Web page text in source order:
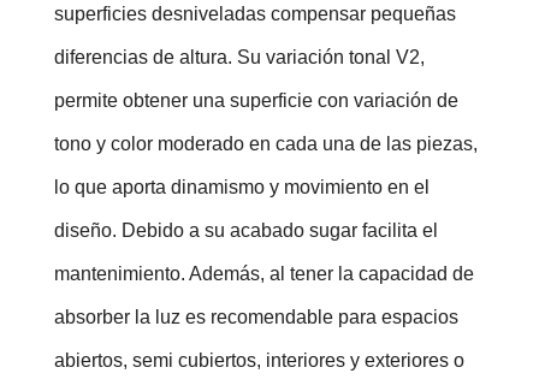
superficies desniveladas compensar pequeñas
diferencias de altura. Su variación tonal V2,
permite obtener una superficie con variación de
tono y color moderado en cada una de las piezas,
lo que aporta dinamismo y movimiento en el
diseño. Debido a su acabado sugar facilita el
mantenimiento. Además, al tener la capacidad de
absorber la luz es recomendable para espacios
abiertos, semi cubiertos, interiores y exteriores o